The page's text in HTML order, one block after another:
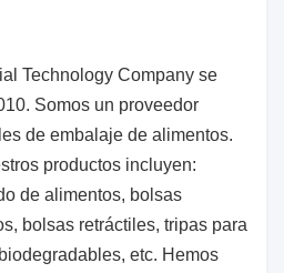
Technology Company se
Somos un proveedor
de embalaje de alimentos.
productos incluyen:
de alimentos, bolsas
bolsas retráctiles, tripas para
etc. Hemos